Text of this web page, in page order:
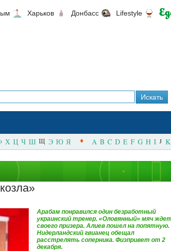
Харьков Донбасс Lifestyle
Х Ц Ч Ш Щ Э Ю Я A B C D E F G H I J K
Арабам понравился один безработный
украинский тренер. «Оловянный» мяч
своего призера. Алиев пошел на попятную.
Нидерландский гвианец обещал
расстрелять соперника. Физпривет от 2
декабря.